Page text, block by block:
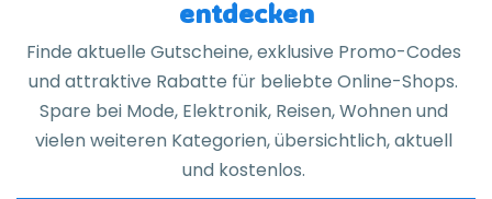
entdecken
Finde aktuelle Gutscheine, exklusive Promo-Codes
und attraktive Rabatte für beliebte Online-Shops.
Spare bei Mode, Elektronik, Reisen, Wohnen und
vielen weiteren Kategorien, übersichtlich, aktuell
und kostenlos.